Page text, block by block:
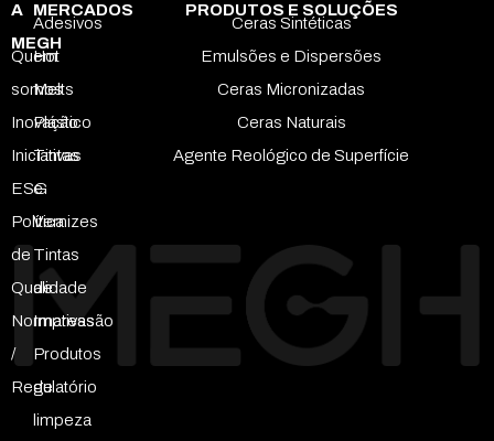
A
MEGH
Quem
somos
Inovação
Iniciativas
ESG
Política
de
Qualidade
Normativas
/
Regulatório
MERCADOS
Adesivos
Hot
Melts
Plástico
Tintas
e
Vernizes
Tintas
de
Impressão
Produtos
de
limpeza
PRODUTOS E SOLUÇÕES
Ceras Sintéticas
Emulsões e Dispersões
Ceras Micronizadas
Ceras Naturais
Agente Reológico de Superfície